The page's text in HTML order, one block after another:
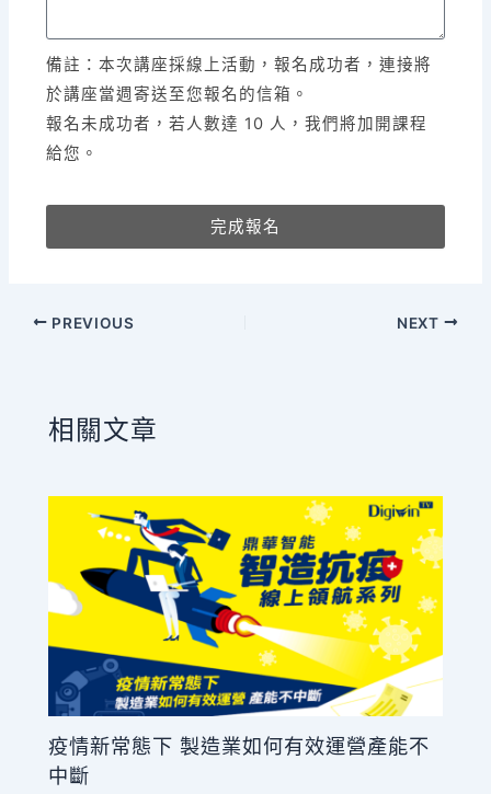
備註：本次講座採線上活動，報名成功者，連接將
於講座當週寄送至您報名的信箱。
報名未成功者，若人數達 10 人，我們將加開課程
給您。
完成報名
PREVIOUS NEXT
相關文章
疫情新常態下 製造業如何有效運營產能不
中斷